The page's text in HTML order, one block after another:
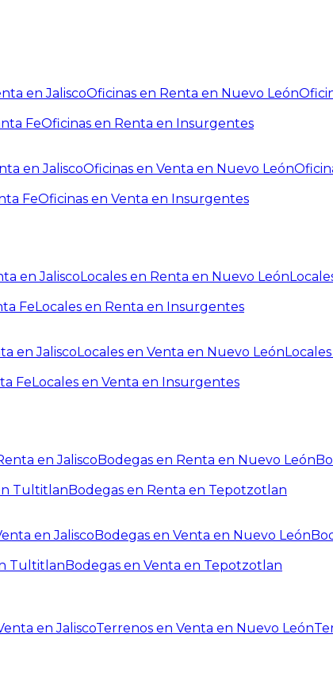
en JaliscoOficinas en Renta en Nuevo León
FeOficinas en Renta en Insurgentes
en JaliscoOficinas en Venta en Nuevo León
FeOficinas en Venta en Insurgentes
en JaliscoLocales en Renta en Nuevo León
FeLocales en Renta en Insurgentes
en JaliscoLocales en Venta en Nuevo León
FeLocales en Venta en Insurgentes
en JaliscoBodegas en Renta en Nuevo León
TultitlanBodegas en Renta en Tepotzotlan
en JaliscoBodegas en Venta en Nuevo León
TultitlanBodegas en Venta en Tepotzotlan
en JaliscoTerrenos en Venta en Nuevo León